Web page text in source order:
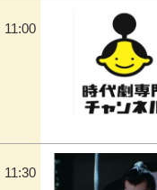
11:00
11:30